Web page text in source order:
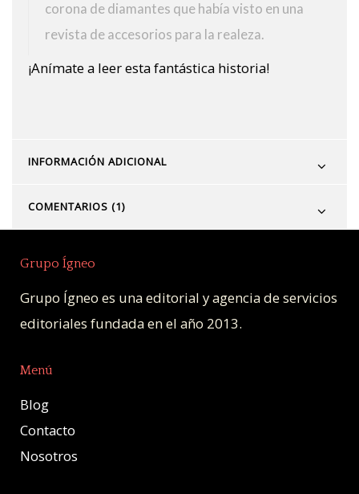
corona de diamantes que había visto en una
revista de accesorios para la realeza.
¡Anímate a leer esta fantástica historia!
INFORMACIÓN ADICIONAL
COMENTARIOS (1)
Grupo Ígneo
Grupo Ígneo es una editorial y agencia de servicios
editoriales fundada en el año 2013.
Menú
Blog
Contacto
Nosotros